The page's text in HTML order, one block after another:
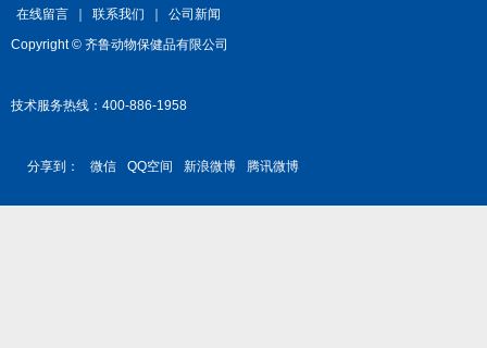
在线留言 联系我们
公司新闻
Copyright © 齐鲁动物保健品有限公司
技术服务热线：400-886-1958
分享到： 微信 QQ空间 新浪微博 腾讯微博